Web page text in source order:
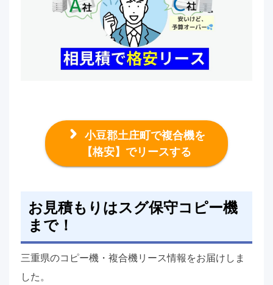
小豆郡土庄町で複合機を
【格安】でリースする
お見積もりはスグ保守コピー機
まで！
三重県のコピー機・複合機リース情報をお届けしま
した。